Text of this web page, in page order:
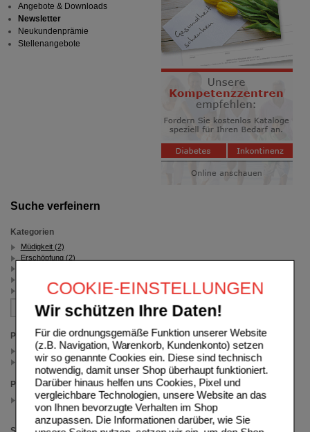
COOKIE-EINSTELLUNGEN
Wir schützen Ihre Daten!
Für die ordnungsgemäße Funktion unserer Website
(z.B. Navigation, Warenkorb, Kundenkonto) setzen
wir so genannte Cookies ein. Diese sind technisch
notwendig, damit unser Shop überhaupt funktioniert.
Darüber hinaus helfen uns Cookies, Pixel und
vergleichbare Technologien, unsere Website an das
von Ihnen bevorzugte Verhalten im Shop
anzupassen. Die Informationen darüber, wie Sie
Suche verfeinern
Kategorien
Müdigkeit (2)
Erschöpfung (2)
Schlaftabletten (2)
Packungsgröße
30 ml (1)
100 ml (1)
Preis
1.00 - 24.99
(auswahl entfernen)
Angebote & Downloads
Newsletter
Neukundenprämie
Stellenangebote